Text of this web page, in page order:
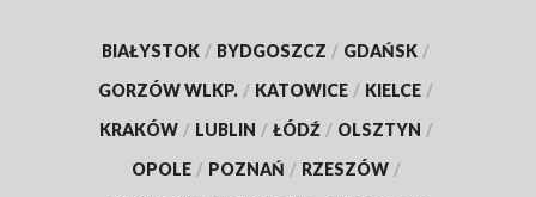
BIAŁYSTOK / BYDGOSZCZ / GDAŃSK /
GORZÓW WLKP. / KATOWICE / KIELCE /
KRAKÓW / LUBLIN / ŁÓDŹ / OLSZTYN /
OPOLE / POZNAŃ / RZESZÓW /